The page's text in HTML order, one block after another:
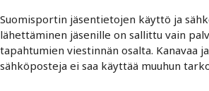
Suomisportin jäsentietojen käyttö ja
lähettäminen jäsenille on sallittu vain
tapahtumien viestinnän osalta. Kanavaa
sähköposteja ei saa käyttää muuhun